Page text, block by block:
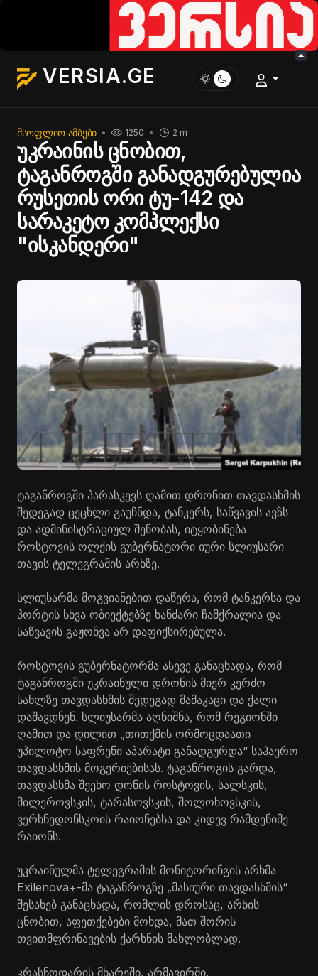
VERSIA.GE
ᲛᲡᲝᲤᲚᲘᲝ ᲐᲛᲑᲔᲑᲘ 2 m
1250
უკრაინის ცნობით,
ტაგანროგში განადგურებულია
რუსეთის ორი ტუ-142 და
სარაკეტო კომპლექსი
"ისკანდერი"
ტაგანროგში პარასკევს ღამით დრონით თავდასხმის
შედეგად ცეცხლი გაუჩნდა, ტანკერს, საწვავის ავზს
და ადმინისტრაციულ შენობას, იტყობინება
როსტოვის ოლქის გუბერნატორი იური სლიუსარი
თავის ტელეგრამის არხზე.
სლიუსარმა მოგვიანებით დაწერა, რომ ტანკერსა და
პორტის სხვა ობიექტებზე ხანძარი ჩამქრალია და
საწვავის გაჟონვა არ დაფიქსირებულა.
როსტოვის გუბერნატორმა ასევე განაცხადა, რომ
ტაგანროგში უკრაინული დრონის მიერ კერძო
სახლზე თავდასხმის შედეგად მამაკაცი და ქალი
დაშავდნენ. სლიუსარმა აღნიშნა, რომ რეგიონში
ღამით და დილით „თითქმის ორმოცდაათი
უპილოტო საფრენი აპარატი განადგურდა“ საჰაერო
თავდასხმის მოგერიებისას. ტაგანროგის გარდა,
თავდასხმა შეეხო დონის როსტოვის, სალსკის,
მილეროვსკის, ტარასოვსკის, შოლოხოვსკის,
ვერხნედონსკოის რაიონებსა და კიდევ რამდენიმე
რაიონს.
უკრაინულმა ტელეგრამის მონიტორინგის არხმა
Exilenova+-მა ტაგანროგზე „მასიური თავდასხმის“
შესახებ განაცხადა, რომლის დროსაც, არხის
ცნობით, აფეთქებები მოხდა, მათ შორის
თვითმფრინავების ქარხნის მახლობლად.
კრასნოდარის მხარეში, არმავირში,